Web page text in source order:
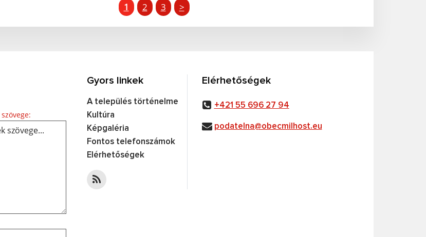
1 2 3 >
Üzenetének szövege...
Gyors linkek
A település történelme
Kultúra
Képgaléria
Fontos telefonszámok
Elérhetőségek
Elérhetőségek
+421 55 696 27 94
podatelna@obecmilhost.eu